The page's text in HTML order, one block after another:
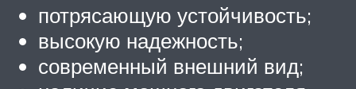
потрясающую устойчивость;
высокую надежность;
современный внешний вид;